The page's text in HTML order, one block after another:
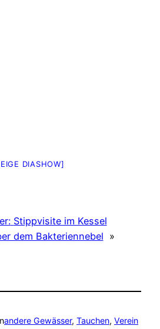
DIASHOW]
Stippvisite im Kessel
dem Bakteriennebel »
andere Gewässer, Tauchen, Verein